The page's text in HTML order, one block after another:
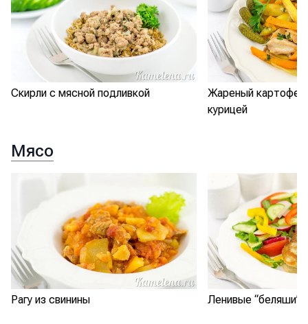
Скирли с мясной подливкой
Жареный
курицей
Мясо
Рагу из свинины Ленивые “беляши”